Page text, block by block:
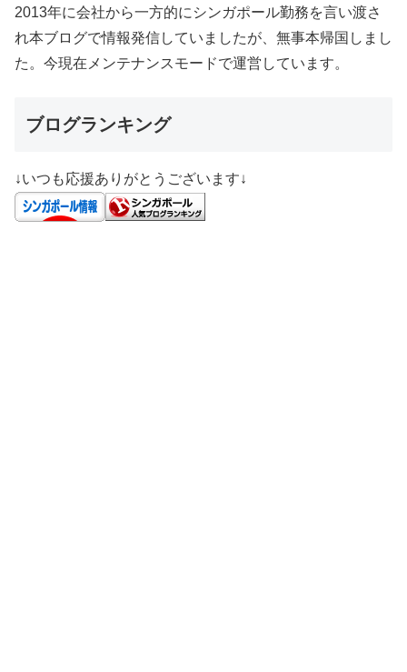
2013年に会社から一方的にシンガポール勤務を言い渡さ
れ本ブログで情報発信していましたが、無事本帰国しまし
た。今現在メンテナンスモードで運営しています。
ブログランキング
↓いつも応援ありがとうございます↓